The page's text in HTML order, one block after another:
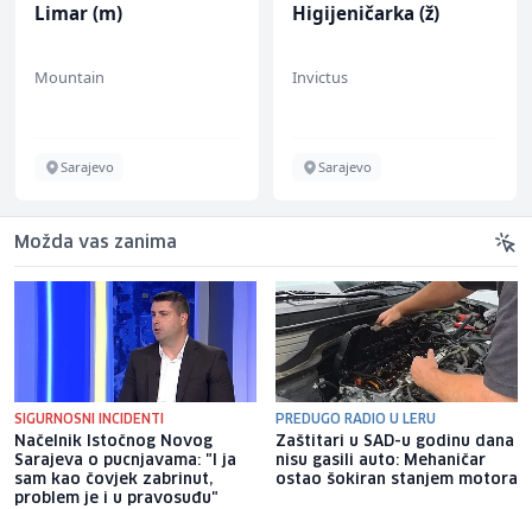
Limar (m)
Mountain
Sarajevo
Higijeničarka (ž)
Invictus
Sarajevo
Možda vas zanima
SIGURNOSNI INCIDENTI
Načelnik Istočnog Novog
Sarajeva o pucnjavama: "I ja
sam kao čovjek zabrinut,
problem je i u pravosuđu"
PREDUGO RADIO U LERU
Zaštitari u SAD-u godinu dana
nisu gasili auto: Mehaničar
ostao šokiran stanjem motora